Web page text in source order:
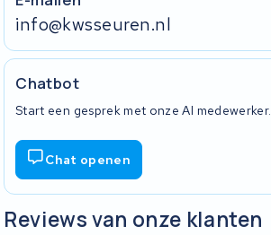
info@kwsseuren.nl
Chatbot
Start een gesprek met onze AI medewerker.
Chat openen
Reviews van onze klanten